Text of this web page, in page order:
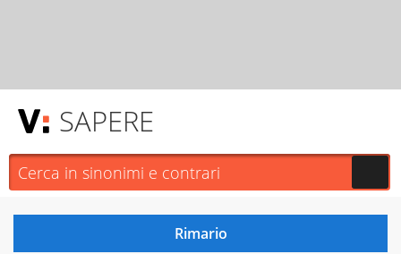
SAPERE